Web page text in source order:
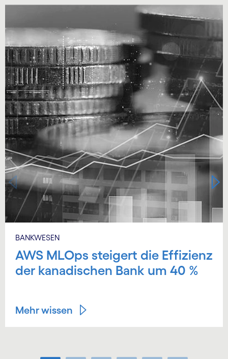
BANKWESEN
AWS MLOps steigert die Effizienz
der kanadischen Bank um 40 %
Mehr wissen